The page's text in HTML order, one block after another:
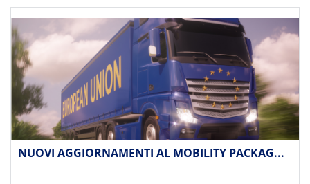
NUOVI AGGIORNAMENTI AL MOBILITY PACKAG...